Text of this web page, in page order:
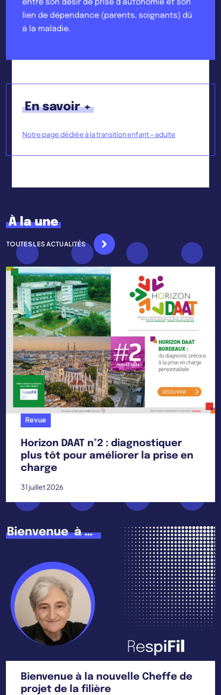
entre son désir de prise d’autonomie et son
lien de dépendance (parents, soignants) dû
à la maladie.
En savoir +
Notre page dédiée à la transition enfant – adulte
À la une
TOUTES LES ACTUALITÉS
Revue
Horizon DAAT n°2 : diagnostiquer
plus tôt pour améliorer la prise en
charge
31 juillet 2026
Bienvenue à la nouvelle Cheffe de
projet de la filière